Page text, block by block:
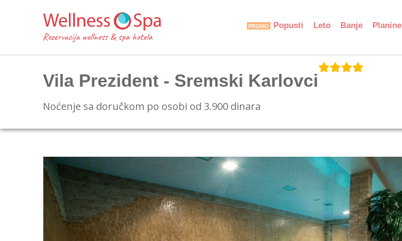
Popusti Leto Banje Planine
Vila Prezident - Sremski Karlovci
Noćenje sa doručkom po osobi od 3.900 dinara